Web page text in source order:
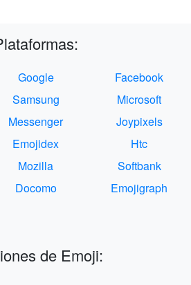
Google
Facebook
Samsung
Microsoft
Messenger
Joypixels
Emojidex
Htc
Mozilla
Softbank
Docomo
Emojigraph
de Emoji: